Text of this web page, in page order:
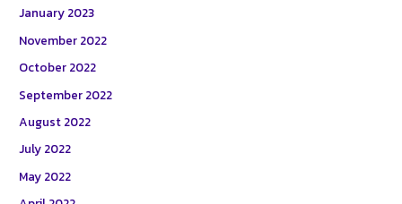
January 2023
November 2022
October 2022
September 2022
August 2022
July 2022
May 2022